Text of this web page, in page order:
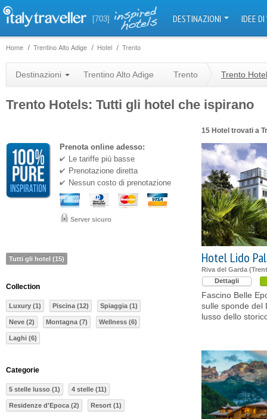
[703] DESTINAZIONI IDEE
Home Trentino Alto Adige Hotel Trento
Destinazioni Trentino Alto Adige Trento Trento
Trento Hotels: Tutti gli hotel che ispirano
15 Hotel trovati a
Hotel Lido
Riva del Garda
Dettagli
Fascino Belle
sulle sponde del
lusso dello
Prenota online adesso:
Le tariffe più basse
Prenotazione diretta
Nessun costo di prenotazione
Server sicuro
Tutti gli hotel (15)
Collection
Luxury (1) Piscina (12) Spiaggia (1)
Neve (2) Montagna (7) Wellness (6)
Laghi (6)
Categorie
5 stelle lusso (1) 4 stelle (11)
Residenze d'Epoca (2) Resort (1)